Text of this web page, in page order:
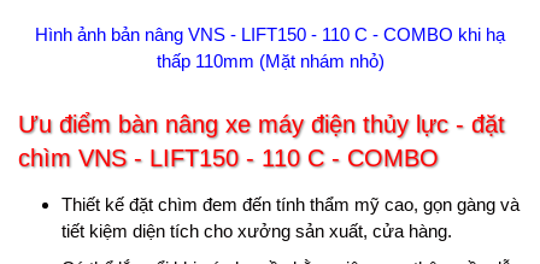
Hình ảnh bản nâng VNS - LIFT150 - 110 C - COMBO khi hạ
thấp 110mm (Mặt nhám nhỏ)
Ưu điểm bàn nâng xe máy điện thủy lực - đặt
chìm VNS - LIFT150 - 110 C - COMBO
Thiết kế đặt chìm đem đến tính thẩm mỹ cao, gọn gàng và
tiết kiệm diện tích cho xưởng sản xuất, cửa hàng.